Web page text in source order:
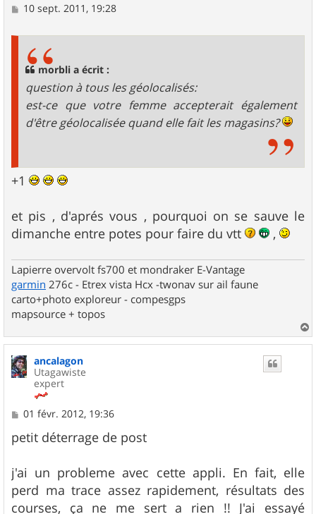
M10 sept. 2011, 19:28
morbli a écrit :
question à tous les géolocalisés:
est-ce que votre femme accepterait également
d'être géolocalisée quand elle fait les magasins?
+1
et pis , d'aprés vous , pourquoi on se sauve le
dimanche entre potes pour faire du vtt
,
Lapierre overvolt fs700 et mondraker E-Vantage
garmin 276c - Etrex vista Hcx -twonav sur ail faune
carto+photo exploreur - compesgps
mapsource + topos
a
ancalagon
Utagawiste
expert
M
s
s
g
e
01 févr. 2012, 19:36
petit déterrage de post
j'ai un probleme avec cette appli. En fait, elle
perd ma trace assez rapidement, résultats des
courses, ça ne me sert a rien !! J'ai essayé